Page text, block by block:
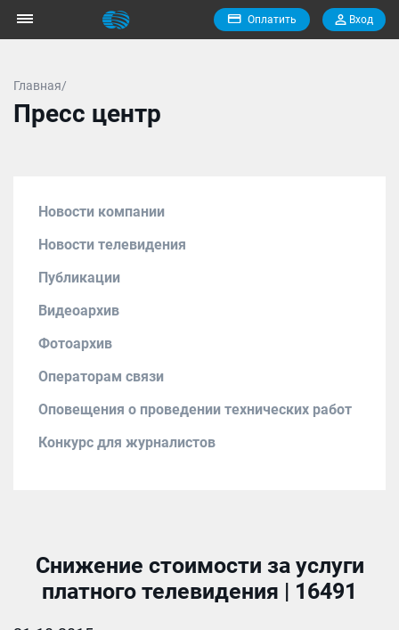
Оплатить Вход
Главная/
Пресс центр
Новости компании
Новости телевидения
Публикации
Видеоархив
Фотоархив
Операторам связи
Оповещения о проведении технических работ
Конкурс для журналистов
Снижение стоимости за услуги
платного телевидения | 16491